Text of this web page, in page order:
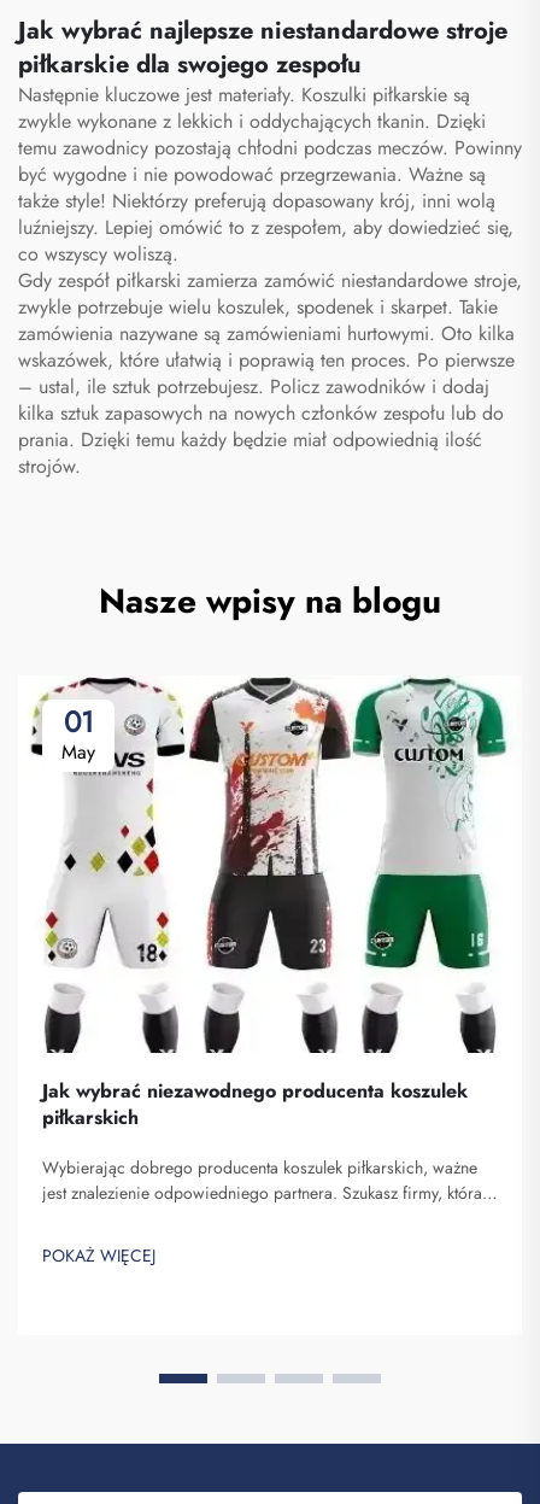
dla personelu
medycznego, organizator
torby pielęgniarskiej,
torby pielęgniarskie
duffel
Jak wybrać najlepsze niestandardowe stroje
piłkarskie dla swojego zespołu
Następnie kluczowe jest materiały. Koszulki piłkarskie są
zwykle wykonane z lekkich i oddychających tkanin. Dzięki
temu zawodnicy pozostają chłodni podczas meczów. Powinny
być wygodne i nie powodować przegrzewania. Ważne są
także style! Niektórzy preferują dopasowany krój, inni wolą
luźniejszy. Lepiej omówić to z zespołem, aby dowiedzieć się,
co wszyscy woliszą.
Gdy zespół piłkarski zamierza zamówić niestandardowe stroje,
zwykle potrzebuje wielu koszulek, spodenek i skarpet. Takie
zamówienia nazywane są zamówieniami hurtowymi. Oto kilka
wskazówek, które ułatwią i poprawią ten proces. Po pierwsze
– ustal, ile sztuk potrzebujesz. Policz zawodników i dodaj
kilka sztuk zapasowych na nowych członków zespołu lub do
prania. Dzięki temu każdy będzie miał odpowiednią ilość
strojów.
Nasze wpisy na blogu
01
May
Jak wybrać niezawodnego producenta koszulek
piłkarskich
Wybierając dobrego producenta koszulek piłkarskich, ważne
jest znalezienie odpowiedniego partnera. Szukasz firmy, która
Saipulang Trading to doskonały wybór. Specjalizuje się w
tworzeniu koszulek piłkarskich, które są...
POKAŻ WIĘCEJ